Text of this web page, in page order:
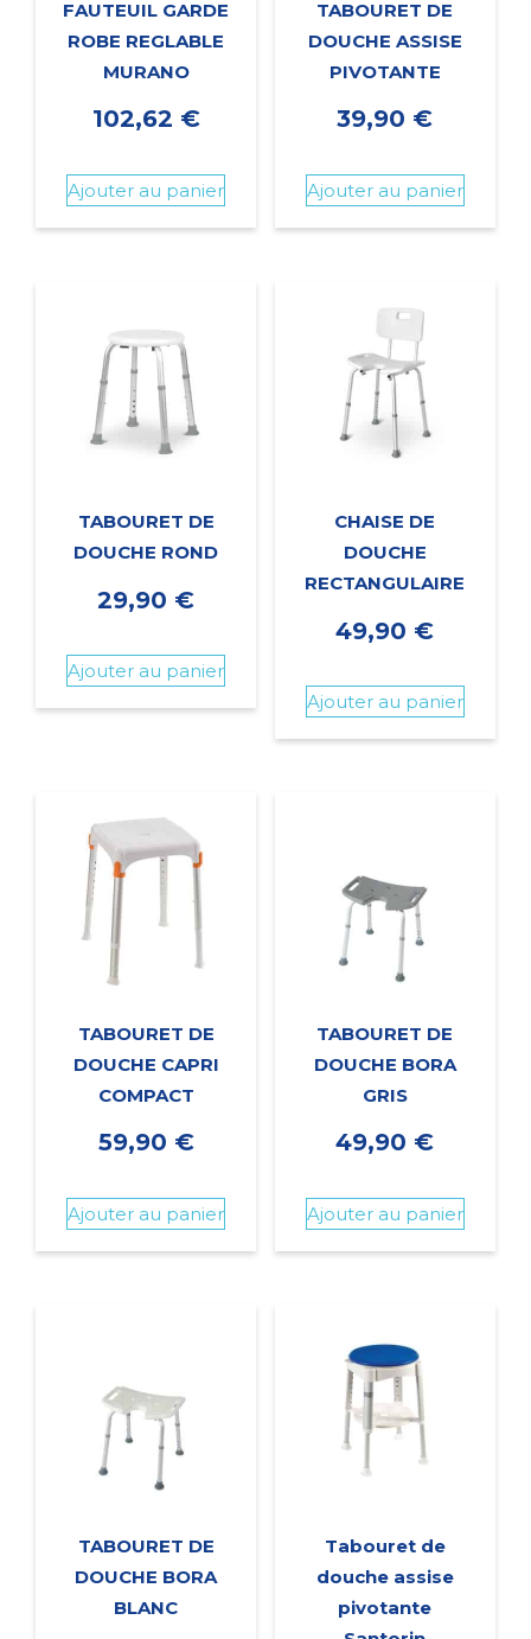
FAUTEUIL GARDE
ROBE REGLABLE
MURANO
102,62 €
Ajouter au panier
TABOURET DE
DOUCHE ASSISE
PIVOTANTE
39,90 €
Ajouter au panier
TABOURET DE
DOUCHE ROND
29,90 €
Ajouter au panier
CHAISE DE
DOUCHE
RECTANGULAIRE
49,90 €
Ajouter au panier
TABOURET DE
DOUCHE CAPRI
COMPACT
59,90 €
Ajouter au panier
TABOURET DE
DOUCHE BORA
GRIS
49,90 €
Ajouter au panier
TABOURET DE
DOUCHE BORA
BLANC
Tabouret de
douche assise
pivotante